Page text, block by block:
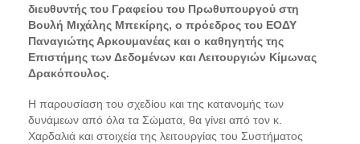
διευθυντής του Γραφείου του Πρωθυπουργού στη
Βουλή Μιχάλης Μπεκίρης, ο πρόεδρος του ΕΟΔΥ
Παναγιώτης Αρκουμανέας και ο καθηγητής της
Επιστήμης των Δεδομένων και Λειτουργιών Κίμωνας
Δρακόπουλος.
Η παρουσίαση του σχεδίου και της κατανομής των
δυνάμεων από όλα τα Σώματα, θα γίνει από τον κ.
Χαρδαλιά και στοιχεία της λειτουργίας του Συστήματος